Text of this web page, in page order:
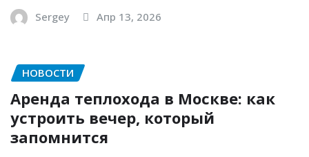
Sergey Апр 13, 2026
НОВОСТИ
Аренда теплохода в Москве: как
устроить вечер, который
запомнится